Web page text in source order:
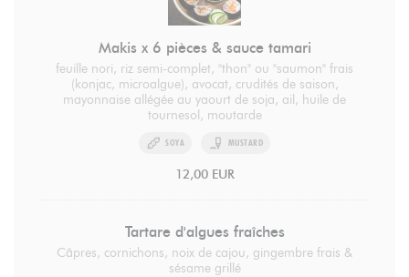
Makis x 6 pièces & sauce tamari
feuille nori, riz semi-complet, "thon" ou "saumon" frais
(konjac, microalgue), avocat, crudités de saison,
mayonnaise allégée au yaourt de soja, ail, huile de
tournesol, moutarde
SOYA MUSTARD
12,00 EUR
Tartare d'algues fraîches
Câpres, cornichons, noix de cajou, gingembre frais &
sésame grillé